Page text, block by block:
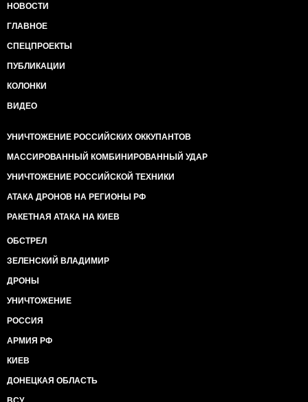
НОВОСТИ
ГЛАВНОЕ
СПЕЦПРОЕКТЫ
ПУБЛИКАЦИИ
КОЛОНКИ
ВИДЕО
УНИЧТОЖЕНИЕ РОССИЙСКИХ ОККУПАНТОВ
МАССИРОВАННЫЙ КОМБИНИРОВАННЫЙ УДАР
УНИЧТОЖЕНИЕ РОССИЙСКОЙ ТЕХНИКИ
АТАКА ДРОНОВ НА РЕГИОНЫ РФ
РАКЕТНАЯ АТАКА НА КИЕВ
ОБСТРЕЛ
ЗЕЛЕНСКИЙ ВЛАДИМИР
ДРОНЫ
УНИЧТОЖЕНИЕ
РОССИЯ
АРМИЯ РФ
КИЕВ
ДОНЕЦКАЯ ОБЛАСТЬ